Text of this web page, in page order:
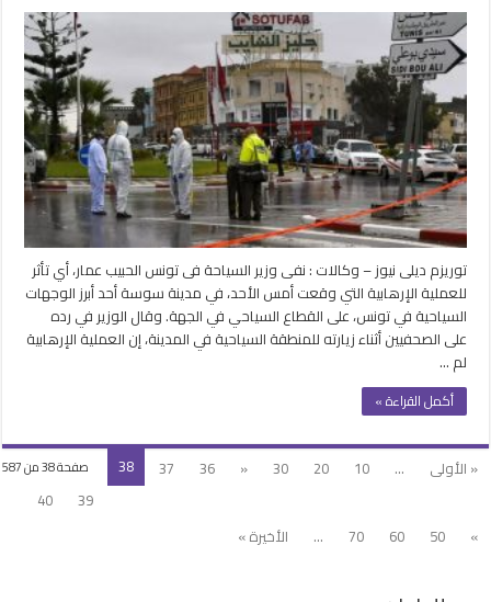
تونس
تأثيرات
العملية
الإرهابية
في
مدينة
سوسة
على
السياحة
مغلقة
توريزم ديلى نيوز – وكالات : نفى وزير السياحة فى تونس الحبيب عمار، أي تأثر
للعملية الإرهابية التي وقعت أمس الأحد، في مدينة سوسة أحد أبرز الوجهات
السياحية في تونس، على القطاع السياحي في الجهة. وقال الوزير في رده
على الصحفيين أثناء زيارته للمنطقة السياحية في المدينة، إن العملية الإرهابية
لم …
أكمل القراءة »
صفحة 38 من 587 « الأولى ...
10
20
30
«
36
37
38
39
40
»
50
60
70
... الأخيرة »